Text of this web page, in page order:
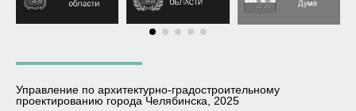
Управление по архитектурно-градостроительному
проектированию города Челябинска, 2025